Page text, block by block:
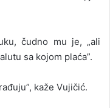
čudno mu je, „ali
sa kojom plaća”.
kaže Vujičić.